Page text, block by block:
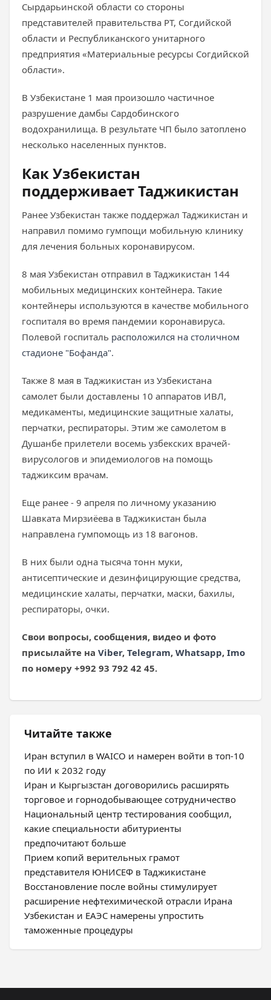
Сырдарьинской области со стороны
представителей правительства РТ, Согдийской
области и Республиканского унитарного
предприятия «Материальные ресурсы Согдийской
области».
В Узбекистане 1 мая произошло частичное
разрушение дамбы Сардобинского
водохранилища. В результате ЧП было затоплено
несколько населенных пунктов.
Как Узбекистан
поддерживает Таджикистан
Ранее Узбекистан также поддержал Таджикистан и
направил помимо гумпощи мобильную клинику
для лечения больных коронавирусом.
8 мая Узбекистан отправил в Таджикистан 144
мобильных медицинских контейнера. Такие
контейнеры используются в качестве мобильного
госпиталя во время пандемии коронавируса.
Полевой госпиталь расположился на столичном
стадионе "Бофанда".
Также 8 мая в Таджикистан из Узбекистана
самолет были доставлены 10 аппаратов ИВЛ,
медикаменты, медицинские защитные халаты,
перчатки, респираторы. Этим же самолетом в
Душанбе прилетели восемь узбекских врачей-
вирусологов и эпидемиологов на помощь
таджиксим врачам.
Еще ранее - 9 апреля по личному указанию
Шавката Мирзиёева в Таджикистан была
направлена гумпомощь из 18 вагонов.
В них были одна тысяча тонн муки,
антисептические и дезинфицирующие средства,
медицинские халаты, перчатки, маски, бахилы,
респираторы, очки.
Свои вопросы, сообщения, видео и фото
присылайте на Viber, Telegram, Whatsapp, Imo
по номеру +992 93 792 42 45.
Читайте также
Иран вступил в WAICO и намерен войти в топ-10
по ИИ к 2032 году
Иран и Кыргызстан договорились расширять
торговое и горнодобывающее сотрудничество
Национальный центр тестирования сообщил,
какие специальности абитуриенты
предпочитают больше
Прием копий верительных грамот
представителя ЮНИСЕФ в Таджикистане
Восстановление после войны стимулирует
расширение нефтехимической отрасли Ирана
Узбекистан и ЕАЭС намерены упростить
таможенные процедуры